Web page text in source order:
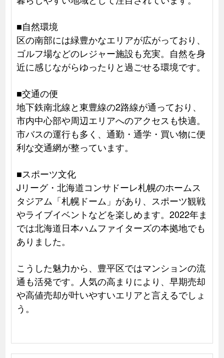
■自然環境
区の南部には緑豊かなエリアが広がっており、
ゴルフ場などのレジャー施設も充実。自然を身
近に感じながらゆったりと過ごせる環境です。
■交通の便
地下鉄南北線と東豊線の2路線が通っており、
市内中心部や周辺エリアへのアクセスも快適。
市バスの運行も多く、通勤・通学・買い物に便
利な交通網が整っています。
■スポーツ文化
Jリーグ・北海道コンサドーレ札幌のホームス
タジアム「札幌ドーム」があり、スポーツ観戦
やライブイベントなどを楽しめます。2022年ま
では北海道日本ハムファイターズの本拠地でも
ありました。
こうした魅力から、豊平区ではマンションの流
通も活発です。人気の高まりにより、早期売却
や高値売却が叶いやすいエリアと言えるでしょ
う。